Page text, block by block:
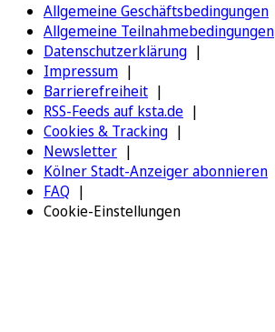
Allgemeine Geschäftsbedingungen
Allgemeine Teilnahmebedingungen
Datenschutzerklärung
Impressum
Barrierefreiheit
RSS-Feeds auf ksta.de
Cookies & Tracking
Newsletter
Kölner Stadt-Anzeiger abonnieren
FAQ
Cookie-Einstellungen